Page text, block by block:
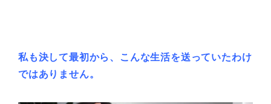
私も決して最初から、こんな生活を送っていたわけ
ではありません。